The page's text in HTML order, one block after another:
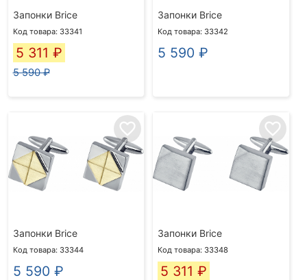
Запонки Brice
Код товара: 33341
5 311 ₽
5 590 ₽
Запонки Brice
Код товара: 33342
5 590 ₽
favorite_border
Запонки Brice
Код товара: 33344
5 590 ₽
favorite_border
Запонки Brice
Код товара: 33348
5 311 ₽